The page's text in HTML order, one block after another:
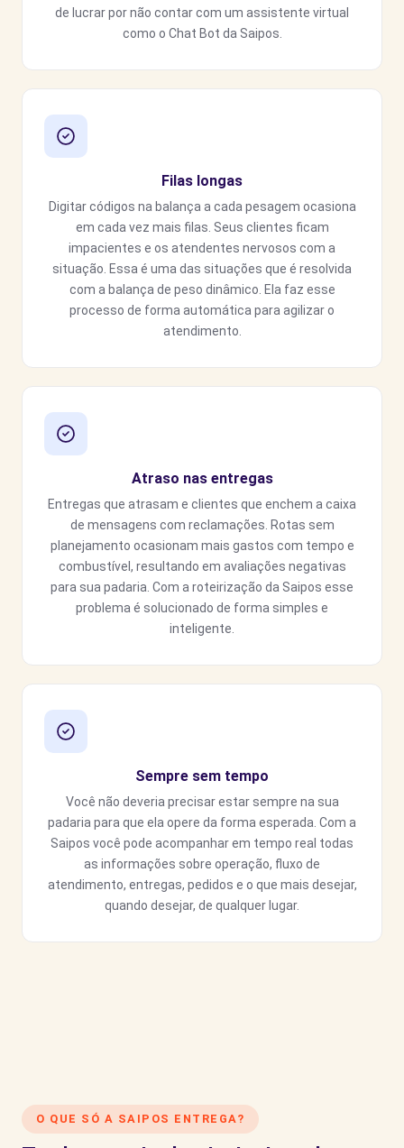
de lucrar por não contar com um assistente virtual
como o Chat Bot da Saipos.
Filas longas
Digitar códigos na balança a cada pesagem ocasiona
em cada vez mais filas. Seus clientes ficam
impacientes e os atendentes nervosos com a
situação. Essa é uma das situações que é resolvida
com a balança de peso dinâmico. Ela faz esse
processo de forma automática para agilizar o
atendimento.
Atraso nas entregas
Entregas que atrasam e clientes que enchem a caixa
de mensagens com reclamações. Rotas sem
planejamento ocasionam mais gastos com tempo e
combustível, resultando em avaliações negativas
para sua padaria. Com a roteirização da Saipos esse
problema é solucionado de forma simples e
inteligente.
Sempre sem tempo
Você não deveria precisar estar sempre na sua
padaria para que ela opere da forma esperada. Com a
Saipos você pode acompanhar em tempo real todas
as informações sobre operação, fluxo de
atendimento, entregas, pedidos e o que mais desejar,
quando desejar, de qualquer lugar.
O QUE SÓ A SAIPOS ENTREGA?